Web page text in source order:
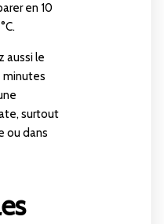
en 10
aussi le
minutes
surtout
ou dans